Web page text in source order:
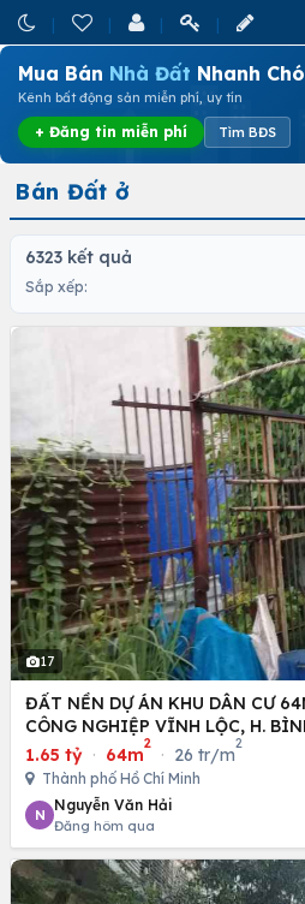
Mua Bán Nhà Đất Nhanh
Kênh bất động sản miễn phí, uy tín
+ Đăng tin miễn phí Tìm BĐS
Bán Đất ở
6323 kết quả
Sắp xếp:
17
ĐẤT NỀN DỰ ÁN KHU DÂN CƯ
CÔNG NGHIỆP VĨNH LỘC, H.
MINH
1.65 tỷ · 64m
2
· 26 tr/m
2
Thành phố Hồ Chí Minh
N
Nguyễn Văn Hải
Đăng hôm qua